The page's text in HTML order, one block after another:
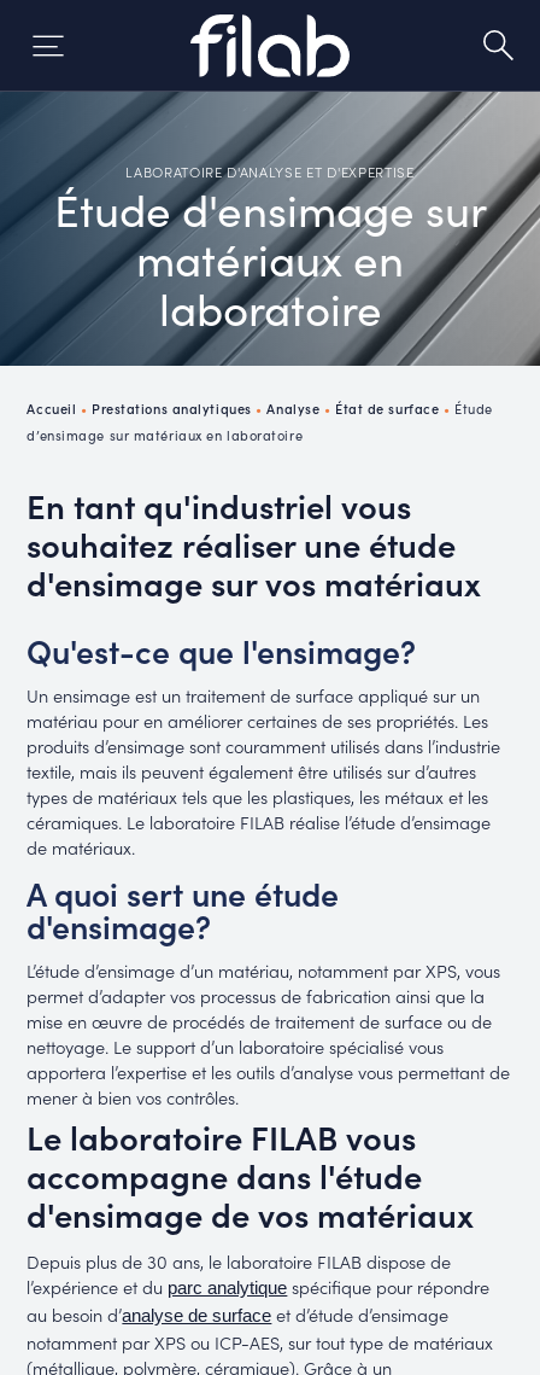
LABORATOIRE D'ANALYSE ET D'EXPERTISE
Étude d'ensimage sur
matériaux en
laboratoire
Accueil • Prestations analytiques •Analyse • État de surface • Étude
d’ensimage sur matériaux en laboratoire
En tant qu'industriel vous
souhaitez réaliser une étude
d'ensimage sur vos matériaux
Qu'est-ce que l'ensimage?
Un ensimage est un traitement de surface appliqué sur un
matériau pour en améliorer certaines de ses propriétés. Les
produits d’ensimage sont couramment utilisés dans l’industrie
textile, mais ils peuvent également être utilisés sur d’autres
types de matériaux tels que les plastiques, les métaux et les
céramiques. Le laboratoire FILAB réalise l’étude d’ensimage
de matériaux.
A quoi sert une étude
d'ensimage?
L’étude d’ensimage d’un matériau, notamment par XPS, vous
permet d’adapter vos processus de fabrication ainsi que la
mise en œuvre de procédés de traitement de surface ou de
nettoyage. Le support d’un laboratoire spécialisé vous
apportera l’expertise et les outils d’analyse vous permettant de
mener à bien vos contrôles.
Le laboratoire FILAB vous
accompagne dans l'étude
d'ensimage de vos matériaux
Depuis plus de 30 ans, le laboratoire FILAB dispose de
l’expérience et du parc analytique spécifique pour répondre
au besoin d’analyse de surface et d’étude d’ensimage
notamment par XPS ou ICP-AES, sur tout type de matériaux
(métallique, polymère, céramique). Grâce à un